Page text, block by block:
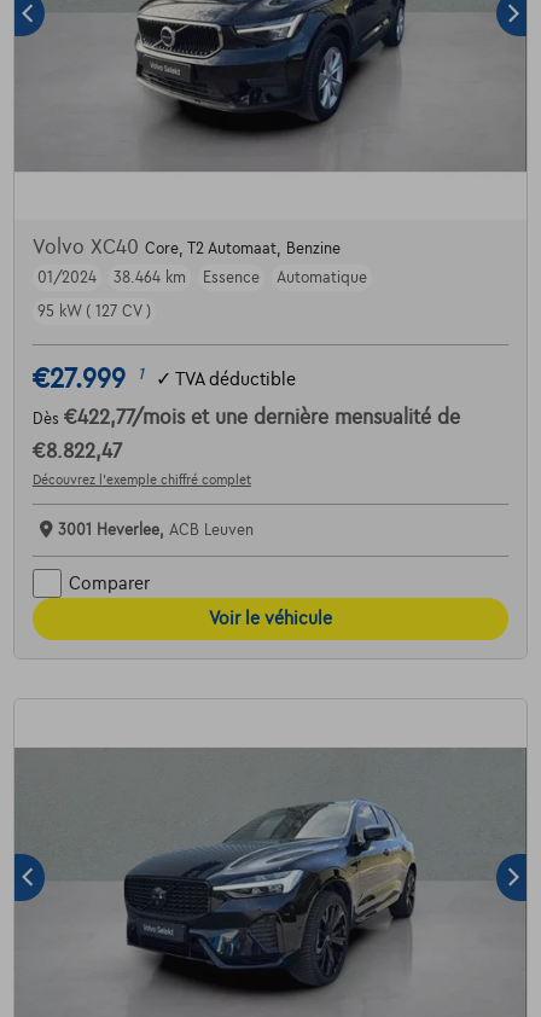
Volvo XC40 Core, T2 Automaat, Benzine
01/2024
38.464 km Essence
Automatique
95 kW ( 127 CV )
€27.999 1 ✓ TVA déductible
Dès €422,77/mois et une dernière mensualité de
€8.822,47
Découvrez l’exemple chiffré complet
3001 Heverlee, ACB Leuven
Comparer
Voir le véhicule